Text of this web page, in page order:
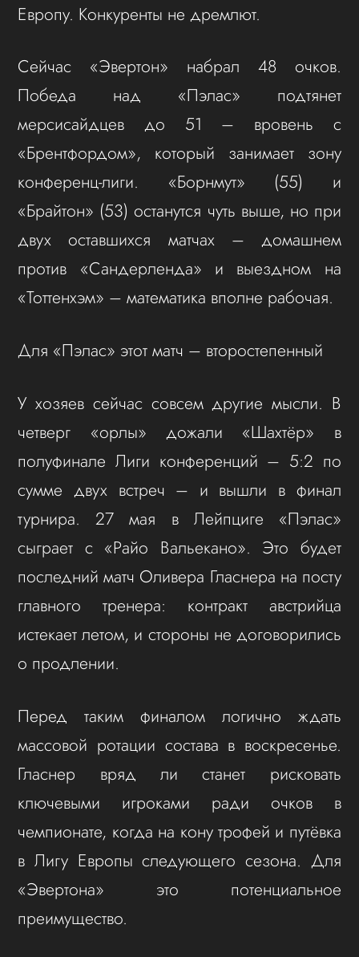
Европу. Конкуренты не дремлют.
Сейчас «Эвертон» набрал 48 очков.
Победа над «Пэлас» подтянет
мерсисайдцев до 51 – вровень с
«Брентфордом», который занимает зону
конференц-лиги. «Борнмут» (55) и
«Брайтон» (53) останутся чуть выше, но при
двух оставшихся матчах – домашнем
против «Сандерленда» и выездном на
«Тоттенхэм» – математика вполне рабочая.
Для «Пэлас» этот матч – второстепенный
У хозяев сейчас совсем другие мысли. В
четверг «орлы» дожали «Шахтёр» в
полуфинале Лиги конференций – 5:2 по
сумме двух встреч – и вышли в финал
турнира. 27 мая в Лейпциге «Пэлас»
сыграет с «Райо Вальекано». Это будет
последний матч Оливера Гласнера на посту
главного тренера: контракт австрийца
истекает летом, и стороны не договорились
о продлении.
Перед таким финалом логично ждать
массовой ротации состава в воскресенье.
Гласнер вряд ли станет рисковать
ключевыми игроками ради очков в
чемпионате, когда на кону трофей и путёвка
в Лигу Европы следующего сезона. Для
«Эвертона» это потенциальное
преимущество.